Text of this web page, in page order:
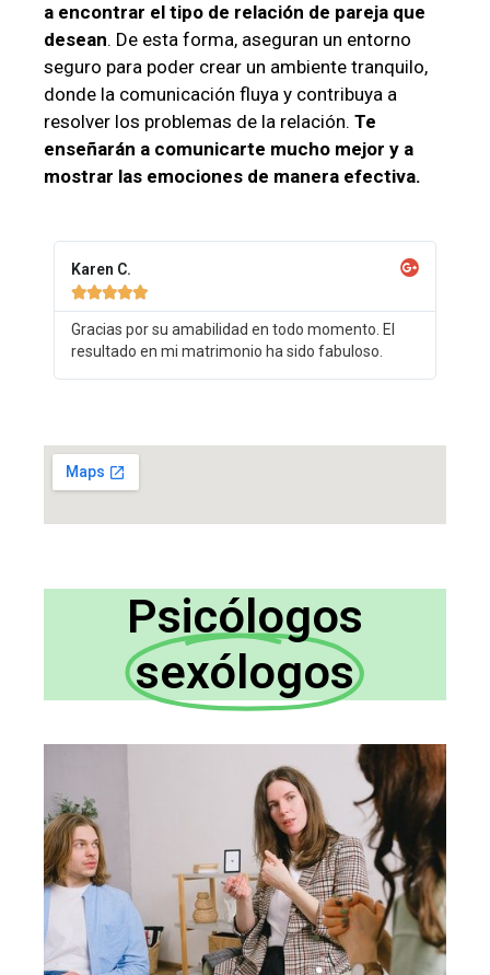
a encontrar el tipo de relación de pareja que
desean. De esta forma, aseguran un entorno
seguro para poder crear un ambiente tranquilo,
donde la comunicación fluya y contribuya a
resolver los problemas de la relación. Te
enseñarán a comunicarte mucho mejor y a
mostrar las emociones de manera efectiva.
Karen C.

Gracias por su amabilidad en todo momento. El
resultado en mi matrimonio ha sido fabuloso.
Psicólogos
sexólogos